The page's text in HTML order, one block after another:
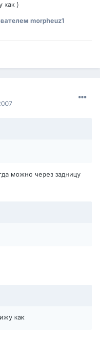
как )
morpheuz1
можно через задницу
как